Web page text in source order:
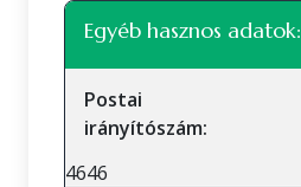
Egyéb hasznos adatok:
Postai
irányítószám:
4646